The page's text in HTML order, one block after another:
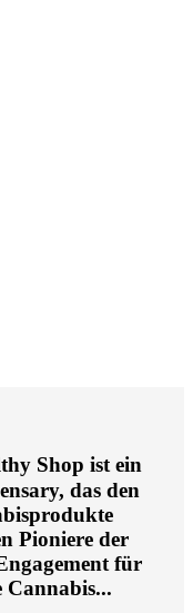
Shop ist ein
das den
Pioniere der
für
Cannabis...